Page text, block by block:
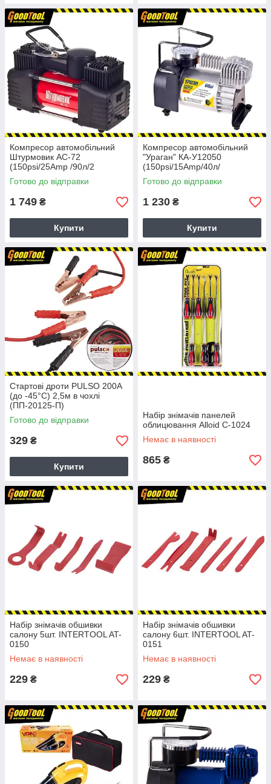
Компресор автомобільний
Штурмовик АС-72
(150psi/25Amp /90л/2
циліндра /шланг 5,0м/клеми)
Готово до відправки
1 749 ₴
Купити
Компресор автомобільний
"Ураган" КА-У12050
(150psi/15Amp/40л/
прикурювач+перехідник)
Готово до відправки
1 230 ₴
Купити
Стартові дроти PULSO 200А
(до -45°С) 2,5м в чохлі
(ПП-20125-П)
Готово до відправки
329 ₴
Купити
Набір знімачів панелей
облицювання Alloid С-1024
Немає в наявності
865 ₴
Набір знімачів обшивки
салону 5шт. INTERTOOL AT-
0150
Немає в наявності
229 ₴
Набір знімачів обшивки
салону 6шт. INTERTOOL AT-
0151
Немає в наявності
229 ₴